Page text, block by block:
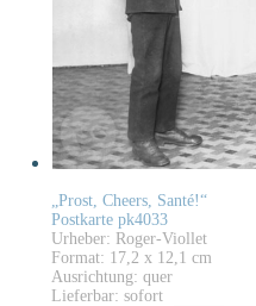
„Prost, Cheers, Santé!“
Postkarte pk4033
Urheber: Roger-Viollet
Format: 17,2 x 12,1 cm
Ausrichtung: quer
Lieferbar: sofort